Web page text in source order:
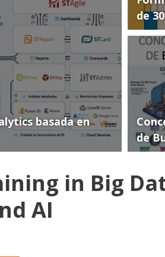
basada en
de
de
in Big
AI